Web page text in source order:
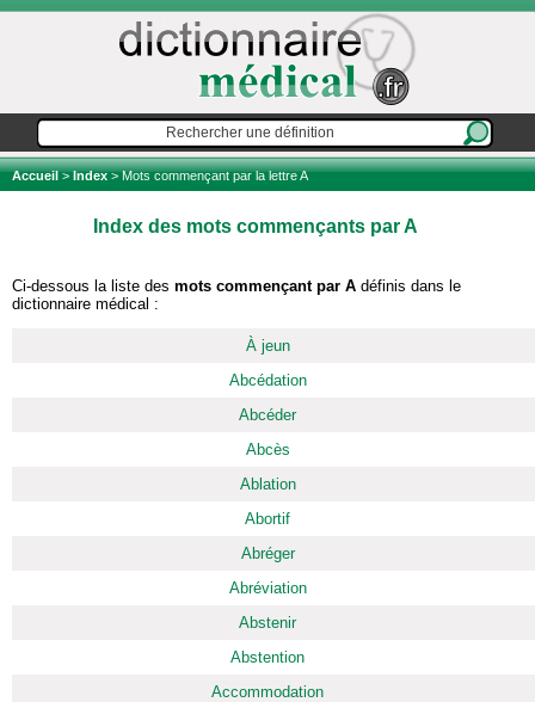
Accueil>Index> Mots commençant par la lettre A
Index des mots commençants par A
Ci-dessous la liste des mots commençant par A définis dans le
dictionnaire médical :
À jeun
Abcédation
Abcéder
Abcès
Ablation
Abortif
Abréger
Abréviation
Abstenir
Abstention
Accommodation